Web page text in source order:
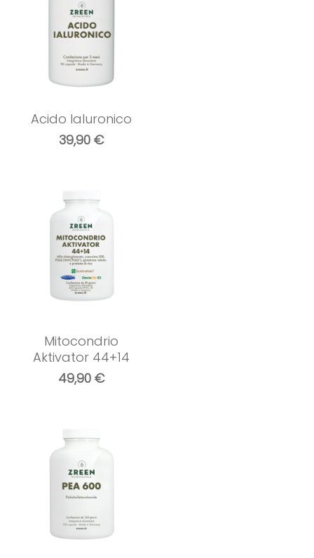
Acido Ialuronico
39,90€
Mitocondrio
Aktivator 44+14
49,90€